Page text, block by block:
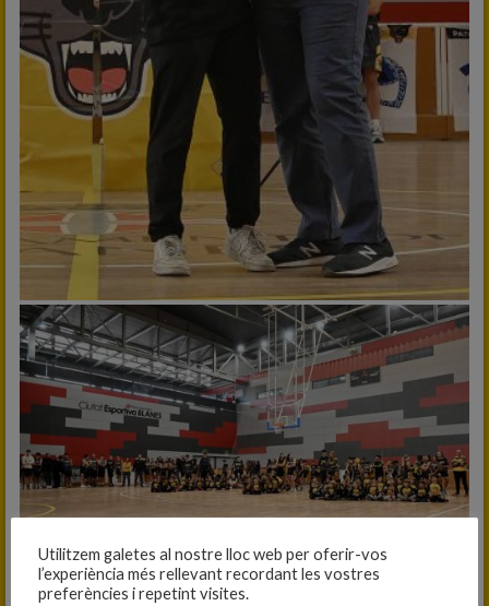
Utilitzem galetes al nostre lloc web per oferir-vos
l’experiència més rellevant recordant les vostres
preferències i repetint visites.